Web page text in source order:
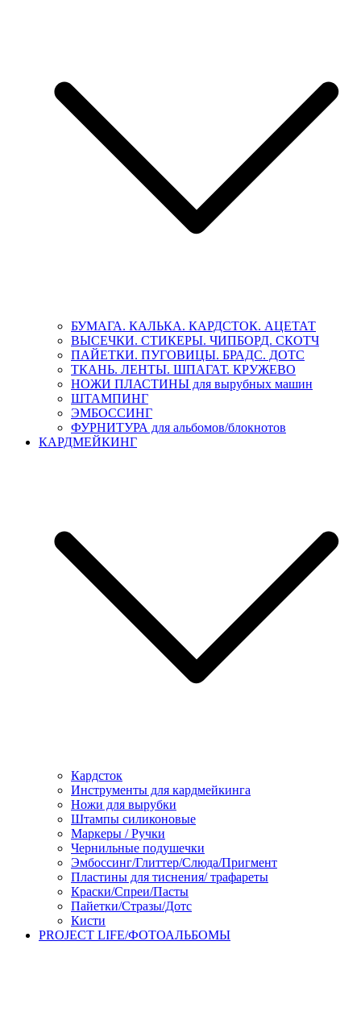
БУМАГА. КАЛЬКА. КАРДСТОК. АЦЕТАТ
ВЫСЕЧКИ. СТИКЕРЫ. ЧИПБОРД. СКОТЧ
ПАЙЕТКИ. ПУГОВИЦЫ. БРАДС. ДОТС
ТКАНЬ. ЛЕНТЫ. ШПАГАТ. КРУЖЕВО
НОЖИ ПЛАСТИНЫ для вырубных машин
ШТАМПИНГ
ЭМБОССИНГ
ФУРНИТУРА для альбомов/блокнотов
КАРДМЕЙКИНГ
Кардсток
Инструменты для кардмейкинга
Ножи для вырубки
Штампы силиконовые
Маркеры / Ручки
Чернильные подушечки
Эмбоссинг/Глиттер/Слюда/Пригмент
Пластины для тиснения/ трафареты
Краски/Спреи/Пасты
Пайетки/Стразы/Дотс
Кисти
PROJECT LIFE/ФОТОАЛЬБОМЫ